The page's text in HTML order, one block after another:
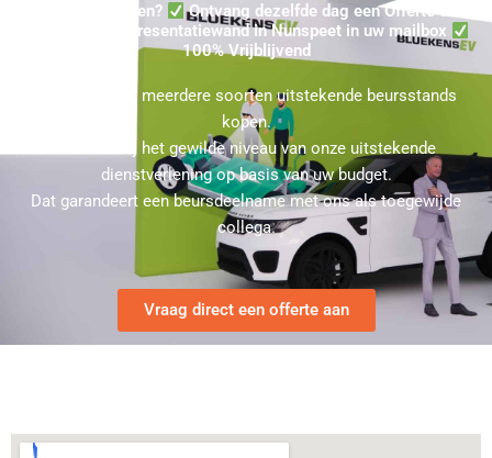
Beursstand Kopen?
Ontvang dezelfde dag een Offerte voor
een gehuurde Presentatiewand in Nunspeet in uw mailbox
100% Vrijblijvend
U kunt bij ons meerdere soorten uitstekende beursstands
kopen.
Kies hierbij het gewilde niveau van onze uitstekende
dienstverlening op basis van uw budget.
Dat garandeert een beursdeelname met ons als toegewijde
collega.
Vraag direct een offerte aan